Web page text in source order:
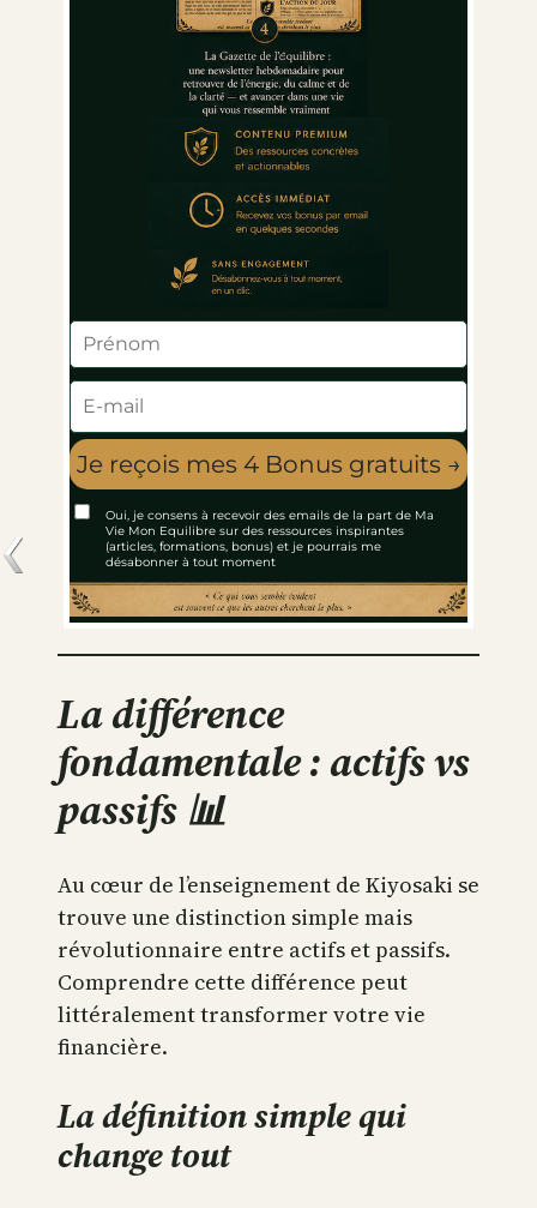
La différence
fondamentale : actifs vs
passifs 📊
Au cœur de l’enseignement de Kiyosaki se
trouve une distinction simple mais
révolutionnaire entre actifs et passifs.
Comprendre cette différence peut
littéralement transformer votre vie
financière.
La définition simple qui
change tout